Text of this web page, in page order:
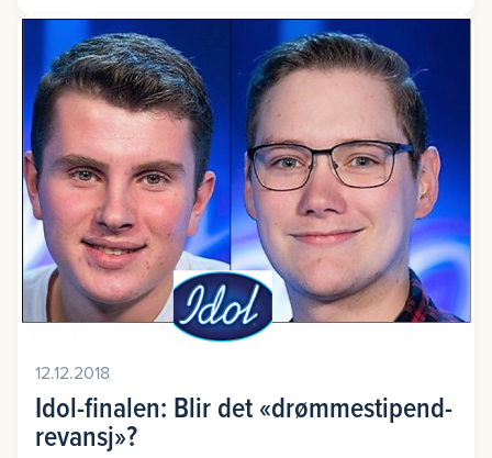
12.12.2018
Idol-finalen: Blir det «drømmestipend-
revansj»?